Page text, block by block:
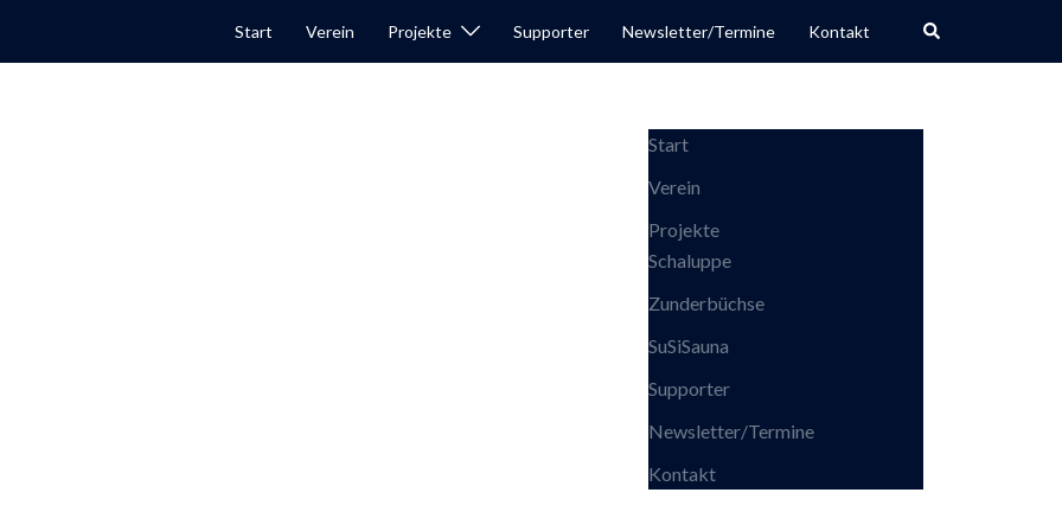
Start Verein Projekte Supporter Newsletter/Termine Kontakt Search
Start
Verein
Projekte
Schaluppe
Zunderbüchse
SuSiSauna
Supporter
Newsletter/Termine
Kontakt